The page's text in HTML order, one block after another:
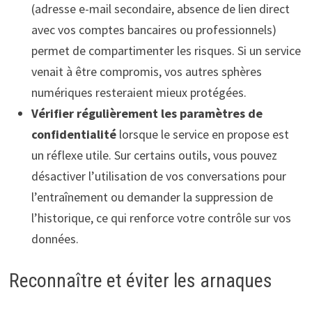
(adresse e-mail secondaire, absence de lien direct
avec vos comptes bancaires ou professionnels)
permet de compartimenter les risques. Si un service
venait à être compromis, vos autres sphères
numériques resteraient mieux protégées.
Vérifier régulièrement les paramètres de
confidentialitélorsque le service en propose est
un réflexe utile. Sur certains outils, vous pouvez
désactiver l’utilisation de vos conversations pour
l’entraînement ou demander la suppression de
l’historique, ce qui renforce votre contrôle sur vos
données.
Reconnaître et éviter les arnaques